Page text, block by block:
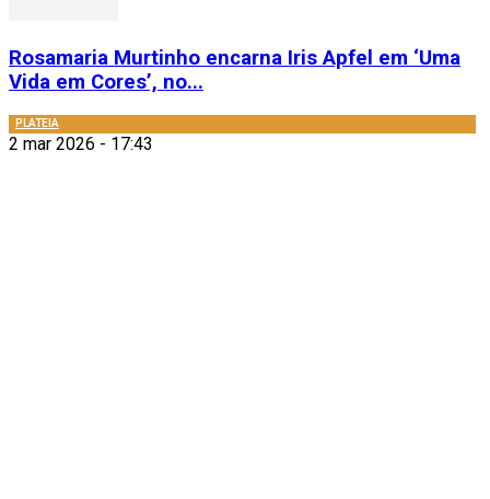
Rosamaria Murtinho encarna Iris Apfel em ‘Uma
Vida em Cores’, no...
PLATEIA
2 mar 2026 - 17:43